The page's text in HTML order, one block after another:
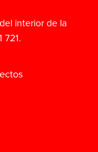
interior de la
721.